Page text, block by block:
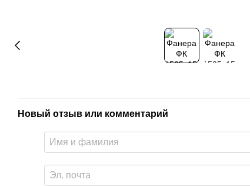
Новый отзыв или комментарий